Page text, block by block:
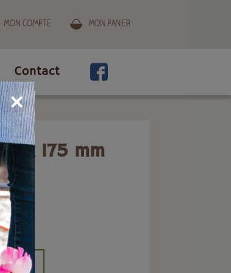
Mon compte Mon panier
Contact
x 175 mm